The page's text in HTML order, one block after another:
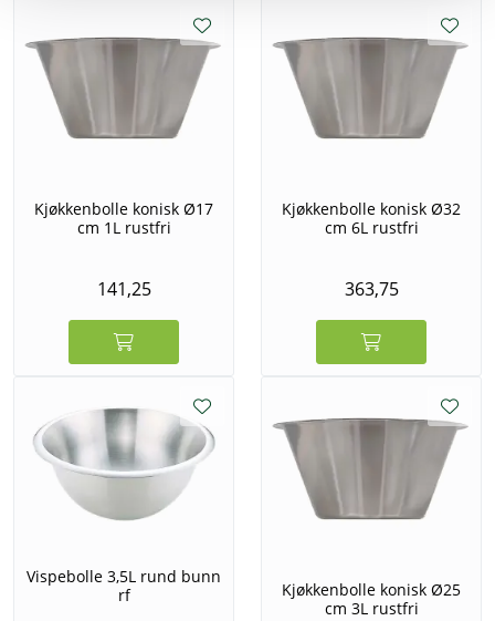
Kjøkkenbolle konisk Ø17
cm 1L rustfri
141,25
Kjøkkenbolle konisk Ø32
cm 6L rustfri
363,75
Vispebolle 3,5L rund bunn
rf
Kjøkkenbolle konisk Ø25
cm 3L rustfri